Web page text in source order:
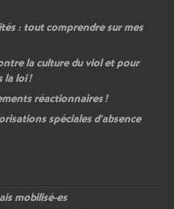
: tout comprendre sur mes
la culture du viol et pour
la loi!
réactionnaires!
spéciales d’absence
mobilisé-es